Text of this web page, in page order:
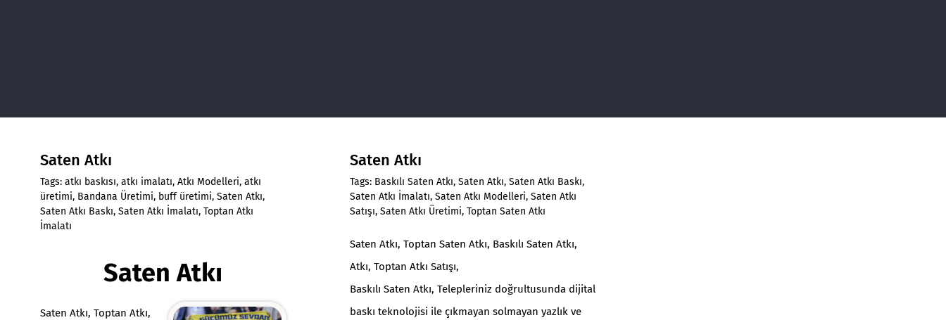
Saten Atkı
Tags: atkı baskısı, atkı imalatı, Atkı Modelleri, atkı
üretimi, Bandana Üretimi, buff üretimi, Saten Atkı,
Saten Atkı Baskı, Saten Atkı İmalatı, Toptan Atkı
İmalatı
Saten Atkı
Saten Atkı, Toptan Atkı,
Saten Atkı
Tags: Baskılı Saten Atkı, Saten Atkı, Saten Atkı Baskı,
Saten Atkı İmalatı, Saten Atkı Modelleri, Saten Atkı
Satışı, Saten Atkı Üretimi, Toptan Saten Atkı
Saten Atkı, Toptan Saten Atkı, Baskılı Saten Atkı,
Atkı, Toptan Atkı Satışı,
Baskılı Saten Atkı, Telepleriniz doğrultusunda dijital
baskı teknolojisi ile çıkmayan solmayan yazlık ve